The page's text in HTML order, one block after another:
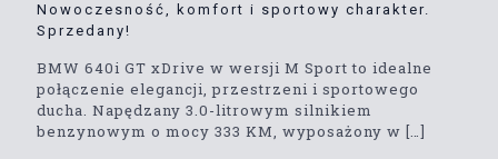
Nowoczesność, komfort i sportowy charakter.
Sprzedany!
BMW 640i GT xDrive w wersji M Sport to idealne
połączenie elegancji, przestrzeni i sportowego
ducha. Napędzany 3.0-litrowym silnikiem
benzynowym o mocy 333 KM, wyposażony w […]